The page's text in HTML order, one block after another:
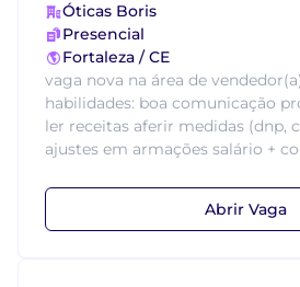
Óticas Boris
Presencial
Fortaleza / CE
vaga nova na área de
habilidades: boa comunicação
ler receitas aferir medidas (dnp,
ajustes em armações salário +
Abrir Vaga